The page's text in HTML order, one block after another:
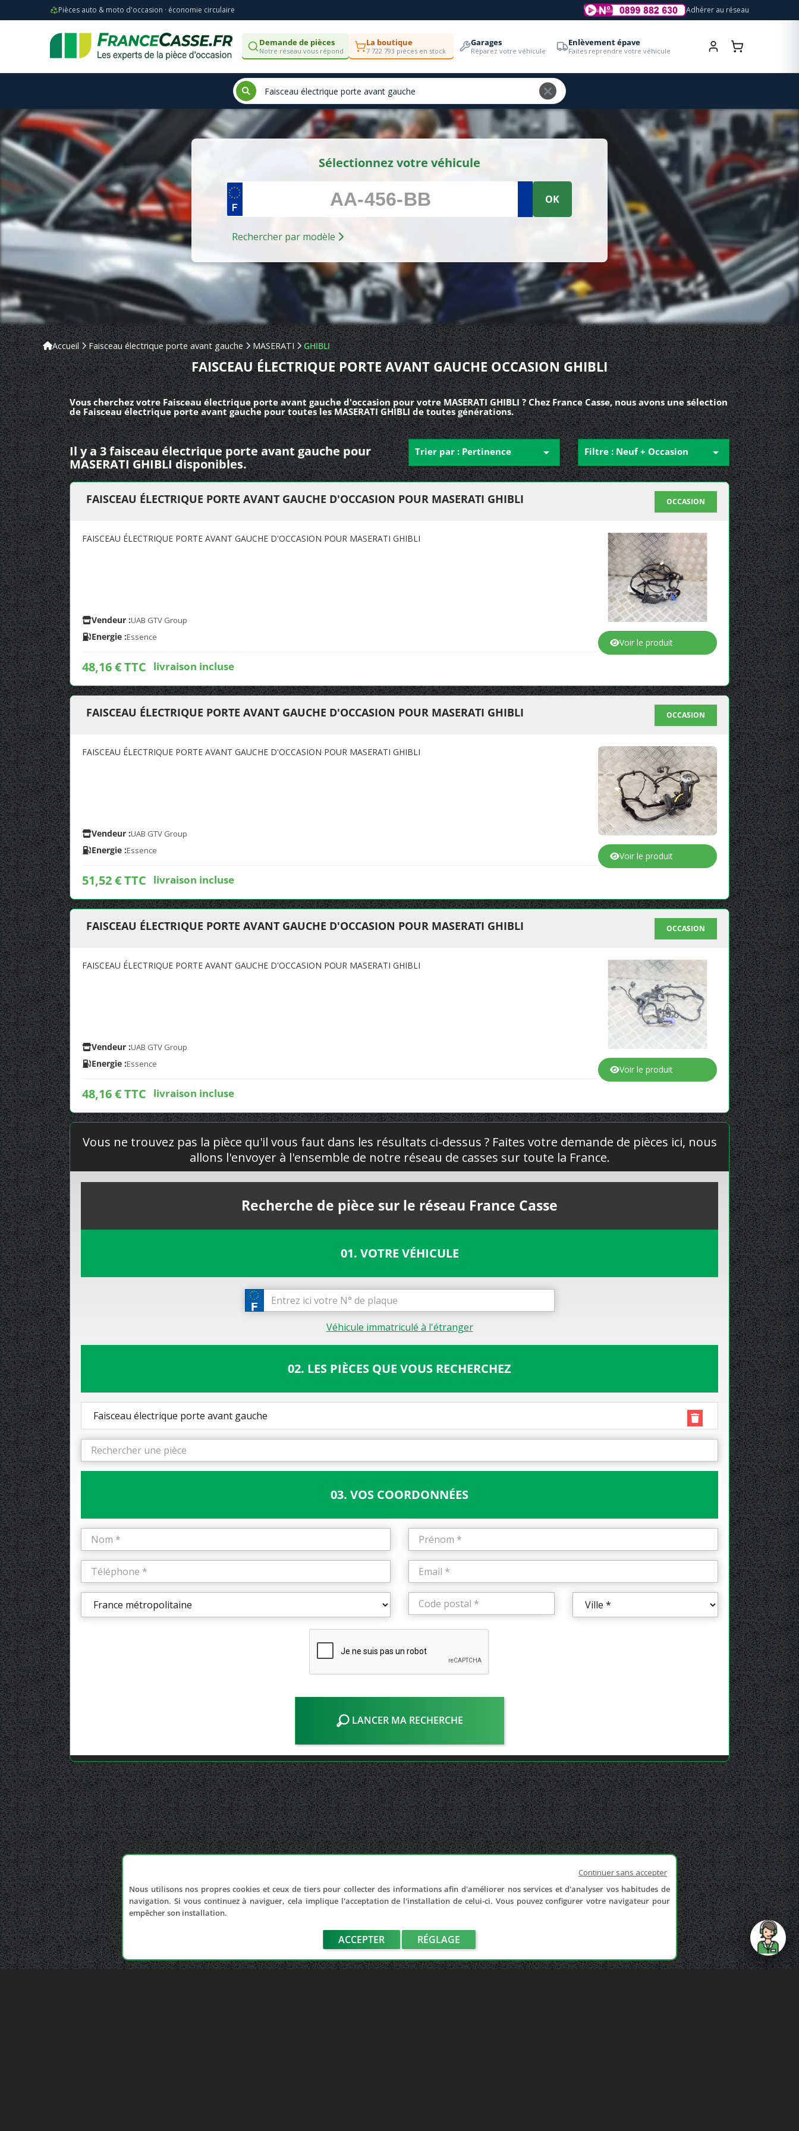
Pièces auto & moto d'occasion · économie circulaire Adhérer au réseau
Demande de pièces
Notre réseau vous répond
La boutique
7 722 793 pièces en stock
Garages
Réparez votre véhicule
Enlèvement épave
Faites reprendre votre véhicule
Sélectionnez votre véhicule
OK
Rechercher par modèle
Accueil Faisceau électrique porte avant gauche MASERATI GHIBLI
FAISCEAU ÉLECTRIQUE PORTE AVANT GAUCHE OCCASION GHIBLI
Vous cherchez votre Faisceau électrique porte avant gauche d'occasion pour votre MASERATI GHIBLI ? Chez France Casse, nous avons une sélection
de Faisceau électrique porte avant gauche pour toutes les MASERATI GHIBLI de toutes générations.
Il y a 3 faisceau électrique porte avant gauche pour
MASERATI GHIBLI disponibles.
Trier par : Pertinence  Filtre : Neuf + Occasion 
FAISCEAU ÉLECTRIQUE PORTE AVANT GAUCHE D'OCCASION POUR MASERATI GHIBLI OCCASION
FAISCEAU ÉLECTRIQUE PORTE AVANT GAUCHE D'OCCASION POUR MASERATI GHIBLI
Vendeur :UAB GTV Group
Energie :Essence
48,16 € TTC livraison incluse
Voir le produit
FAISCEAU ÉLECTRIQUE PORTE AVANT GAUCHE D'OCCASION POUR MASERATI GHIBLI OCCASION
FAISCEAU ÉLECTRIQUE PORTE AVANT GAUCHE D'OCCASION POUR MASERATI GHIBLI
Vendeur :UAB GTV Group
Energie :Essence
51,52 € TTC livraison incluse
Voir le produit
FAISCEAU ÉLECTRIQUE PORTE AVANT GAUCHE D'OCCASION POUR MASERATI GHIBLI OCCASION
FAISCEAU ÉLECTRIQUE PORTE AVANT GAUCHE D'OCCASION POUR MASERATI GHIBLI
Vendeur :UAB GTV Group
Energie :Essence
48,16 € TTC livraison incluse
Voir le produit
Vous ne trouvez pas la pièce qu'il vous faut dans les résultats ci-dessus ? Faites votre demande de pièces ici, nous
allons l'envoyer à l'ensemble de notre réseau de casses sur toute la France.
Recherche de pièce sur le réseau France Casse
01. VOTRE VÉHICULE
Véhicule immatriculé à l'étranger
02. LES PIÈCES QUE VOUS RECHERCHEZ
Faisceau électrique porte avant gauche
03. VOS COORDONNÉES
LANCER MA RECHERCHE
Continuer sans accepter
Nous utilisons nos propres cookies et ceux de tiers pour collecter des informations afin d'améliorer nos services et d'analyser vos habitudes de
navigation. Si vous continuez à naviguer, cela implique l'acceptation de l'installation de celui-ci. Vous pouvez configurer votre navigateur pour
empêcher son installation.
ACCEPTER RÉGLAGE